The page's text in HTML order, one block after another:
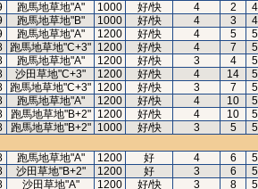
跑馬地草地"A" 1000 好/快 4 2
跑馬地草地"B" 1000 好/快 4 3
跑馬地草地"A" 1200 好/快 4 5
跑馬地草地"C+3" 1200 好/快 4 7
跑馬地草地"A" 1200 好/快 3 4
沙田草地"C+3" 1200 好/快 4 14
跑馬地草地"C+3" 1200 好/快 3 7
跑馬地草地"A" 1200 好/快 4 10
跑馬地草地"B+2" 1200 好/快 4 10
跑馬地草地"B+2" 1000 好/快 3 5
跑馬地草地"A" 1200 好 4 6
沙田草地"B+2" 1200 好 3 6
沙田草地"A" 1200 好/快 3 8